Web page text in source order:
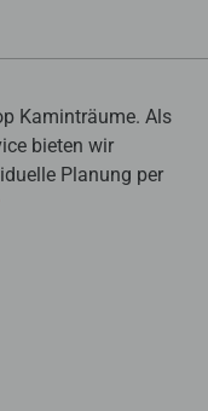
Kaminträume. Als
bieten wir
Planung per